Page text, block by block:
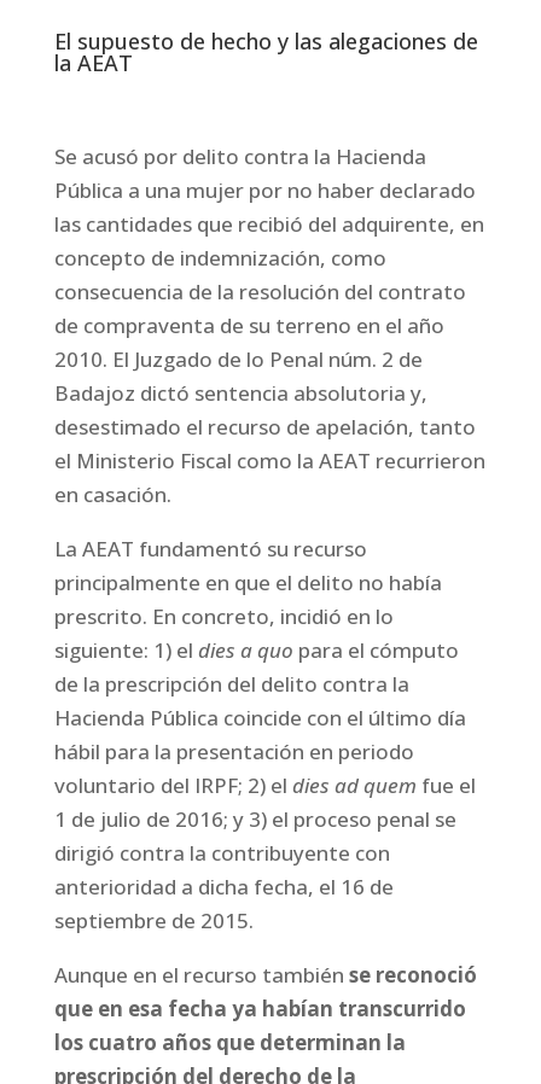
El supuesto de hecho y las alegaciones de
la AEAT
Se acusó por delito contra la Hacienda
Pública a una mujer por no haber declarado
las cantidades que recibió del adquirente, en
concepto de indemnización, como
consecuencia de la resolución del contrato
de compraventa de su terreno en el año
2010. El Juzgado de lo Penal núm. 2 de
Badajoz dictó sentencia absolutoria y,
desestimado el recurso de apelación, tanto
el Ministerio Fiscal como la AEAT recurrieron
en casación.
La AEAT fundamentó su recurso
principalmente en que el delito no había
prescrito. En concreto, incidió en lo
siguiente: 1) el dies a quo para el cómputo
de la prescripción del delito contra la
Hacienda Pública coincide con el último día
hábil para la presentación en periodo
voluntario del IRPF; 2) el dies ad quem fue el
1 de julio de 2016; y 3) el proceso penal se
dirigió contra la contribuyente con
anterioridad a dicha fecha, el 16 de
septiembre de 2015.
Aunque en el recurso también se reconoció
que en esa fecha ya habían transcurrido
los cuatro años que determinan la
prescripción del derecho de la